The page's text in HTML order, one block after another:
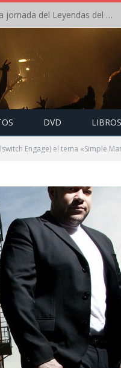
Crónica: Arch Enemy brilla en la segunda jornada del Leyendas del Rock – Jueves – Agosto 2026
DVD LIBROS
Engage) el tema «Simple